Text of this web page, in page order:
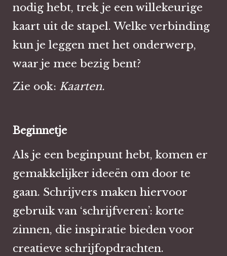
nodig hebt, trek je een willekeurige
kaart uit de stapel. Welke verbinding
kun je leggen met het onderwerp,
waar je mee bezig bent?
Zie ook: Kaarten.
Beginnetje
Als je een beginpunt hebt, komen er
gemakkelijker ideeën om door te
gaan. Schrijvers maken hiervoor
gebruik van ‘schrijfveren’: korte
zinnen, die inspiratie bieden voor
creatieve schrijfopdrachten.